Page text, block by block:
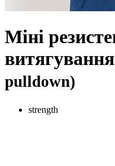
Міні
витягування
pulldown)
strength